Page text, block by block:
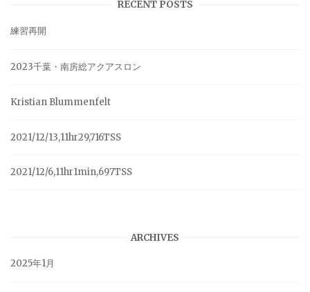
RECENT POSTS
練習再開
2023千葉・南房総アクアスロン
Kristian Blummenfelt
2021/12/13,11hr29,716TSS
2021/12/6,11hr1min,697TSS
ARCHIVES
2025年1月